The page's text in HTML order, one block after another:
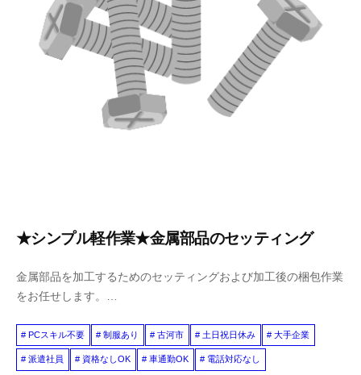
★シンプル軽作業★金属部品のセッティング
金属部品を加工するためのセッティングおよび加工後の梱包作業
をお任せします。…
PCスキル不要 制服あり 古河市 土日祝日休み 大手企業
派遣社員 資格なしOK 車通勤OK 電話対応なし